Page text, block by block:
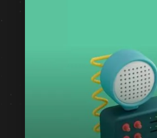
Dźwięk i Muzyka